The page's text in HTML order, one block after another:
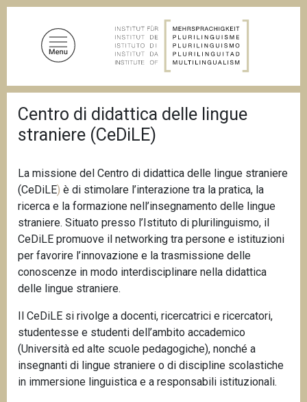
r
i
c
l
e
d
i
p
a
n
e
Centro di didattica delle lingue
straniere (CeDiLE)
La missione del Centro di didattica delle lingue straniere
(CeDiLE) è di stimolare l’interazione tra la pratica, la
ricerca e la formazione nell’insegnamento delle lingue
straniere. Situato presso l’Istituto di plurilinguismo, il
CeDiLE promuove il networking tra persone e istituzioni
per favorire l’innovazione e la trasmissione delle
conoscenze in modo interdisciplinare nella didattica
delle lingue straniere.
Il CeDiLE si rivolge a docenti, ricercatrici e ricercatori,
studentesse e studenti dell’ambito accademico
(Università ed alte scuole pedagogiche), nonché a
insegnanti di lingue straniere o di discipline scolastiche
in immersione linguistica e a responsabili istituzionali.